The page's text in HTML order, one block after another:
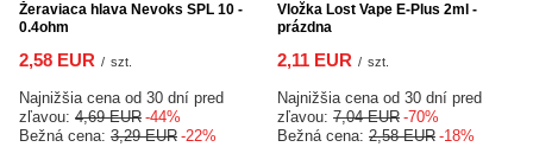
Žeraviaca hlava Nevoks SPL 10 -
0.4ohm
2,58 EUR / szt.
Najnižšia cena od 30 dní pred
zľavou: 4,69 EUR -44%
Bežná cena: 3,29 EUR -22%
Vložka Lost Vape E-Plus 2ml -
prázdna
2,11 EUR / szt.
Najnižšia cena od 30 dní pred
zľavou: 7,04 EUR -70%
Bežná cena: 2,58 EUR -18%